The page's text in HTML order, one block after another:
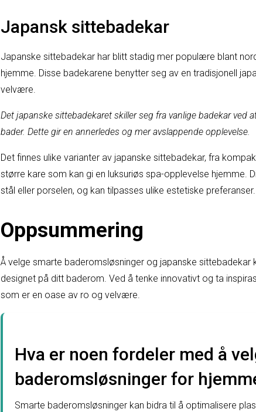
Japansk sittebadekar
Japanske sittebadekar har blitt stadig mer populære blant
hjemme. Disse badekarene benytter seg av en tradisjonell
velvære.
Det japanske sittebadekaret skiller seg fra vanlige badekar
bader. Dette gir en annerledes og mer avslappende opplevelse.
Det finnes ulike varianter av japanske sittebadekar, fra
større kare som kan gi en luksuriøs spa-opplevelse hjemme.
stål eller porselen, og kan tilpasses ulike estetiske preferanser.
Oppsummering
Å velge smarte baderomsløsninger og japanske
designet på ditt baderom. Ved å tenke innovativt og ta
som er en oase av ro og velvære.
Hva er noen fordeler med å
baderomsløsninger for
Smarte baderomsløsninger kan bidra til å optimalisere